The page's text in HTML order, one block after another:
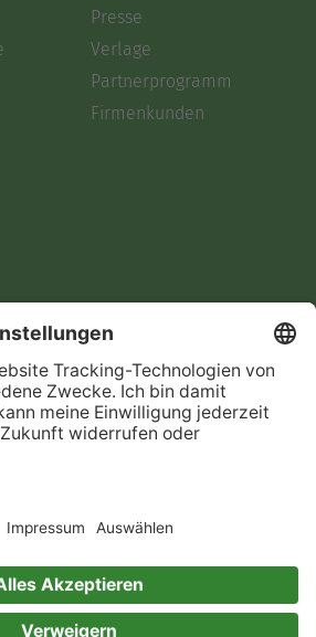
Presse
Verlage
Partnerprogramm
Firmenkunden
ein gutes Buch